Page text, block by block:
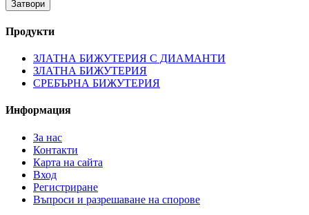
Затвори
Продукти
ЗЛАТНА БИЖУТЕРИЯ С ДИАМАНТИ
ЗЛАТНА БИЖУТЕРИЯ
СРЕБЪРНА БИЖУТЕРИЯ
Информация
За нас
Контакти
Карта на сайта
Вход
Регистриране
Въпроси и разрешаване на спорове